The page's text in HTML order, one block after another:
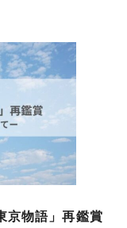
京物語」再鑑賞